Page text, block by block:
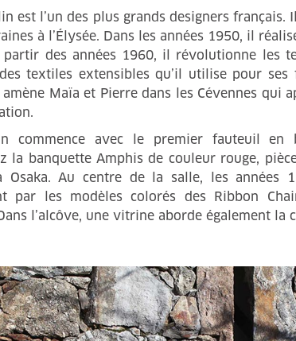
est l’un des plus grands designers
à l’Élysée. Dans les années 1950, il
partir des années 1960, il révolutionne les
textiles extensibles qu’il utilise pour ses
amène Maïa et Pierre dans les Cévennes qui
commence avec le premier fauteuil
la banquette Amphis de couleur rouge,
Osaka. Au centre de la salle, les années
par les modèles colorés des Ribbon
l’alcôve, une vitrine aborde également la